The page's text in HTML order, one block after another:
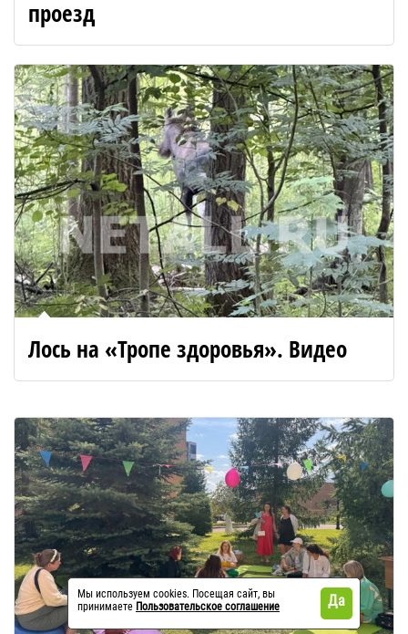
проезд
Лось на «Тропе здоровья». Видео
Мы используем cookies. Посещая сайт, вы
принимаете Пользовательское соглашение Да